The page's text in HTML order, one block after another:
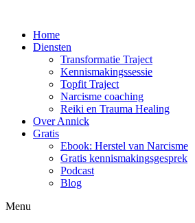
Home
Diensten
Transformatie Traject
Kennismakingssessie
Topfit Traject
Narcisme coaching
Reiki en Trauma Healing
Over Annick
Gratis
Ebook: Herstel van Narcisme
Gratis kennismakingsgesprek
Podcast
Blog
Menu